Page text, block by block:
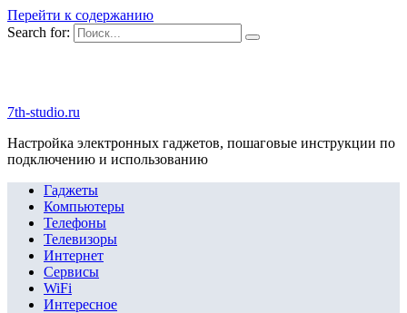
Перейти к содержанию
Search for:
7th-studio.ru
Настройка электронных гаджетов, пошаговые инструкции по
подключению и использованию
Гаджеты
Компьютеры
Телефоны
Телевизоры
Интернет
Сервисы
WiFi
Интересное